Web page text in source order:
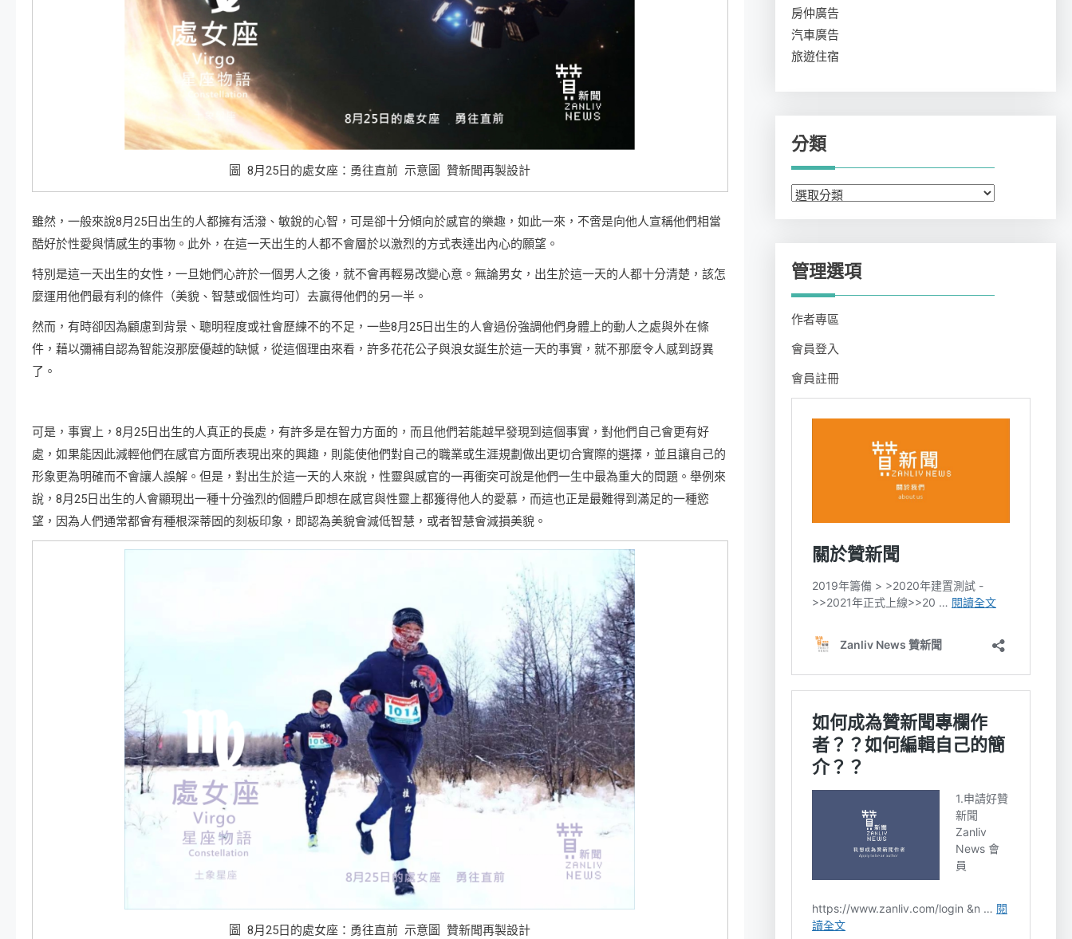
圖 8月25日的處女座：勇往直前 示意圖 贊新聞再製設計
雖然，一般來說8月25日出生的人都擁有活潑、敏銳的心智，可是卻十分傾向於感官的樂趣，如此一來，不啻是向他人宣稱他們相當
酷好於性愛與情感生的事物。此外，在這一天出生的人都不會層於以激烈的方式表達出內心的願望。
特別是這一天出生的女性，一旦她們心許於一個男人之後，就不會再輕易改變心意。無論男女，出生於這一天的人都十分清楚，該怎
麼運用他們最有利的條件（美貌、智慧或個性均可）去贏得他們的另一半。
然而，有時卻因為顧慮到背景、聰明程度或社會歷練不的不足，一些8月25日出生的人會過份強調他們身體上的動人之處與外在條
件，藉以彌補自認為智能沒那麼優越的缺憾，從這個理由來看，許多花花公子與浪女誕生於這一天的事實，就不那麼令人感到訝異
了。
可是，事實上，8月25日出生的人真正的長處，有許多是在智力方面的，而且他們若能越早發現到這個事實，對他們自己會更有好
處，如果能因此減輕他們在感官方面所表現出來的興趣，則能使他們對自己的職業或生涯規劃做出更切合實際的選擇，並且讓自己的
形象更為明確而不會讓人誤解。但是，對出生於這一天的人來說，性靈與感官的一再衝突可說是他們一生中最為重大的問題。舉例來
說，8月25日出生的人會顯現出一種十分強烈的個體戶即想在感官與性靈上都獲得他人的愛慕，而這也正是最難得到滿足的一種慾
望，因為人們通常都會有種根深蒂固的刻板印象，即認為美貌會減低智慧，或者智慧會減損美貌。
圖 8月25日的處女座：勇往直前 示意圖 贊新聞再製設計
房仲廣告
汽車廣告
旅遊住宿
分類
分
管理選項
作者專區
會員登入
會員註冊